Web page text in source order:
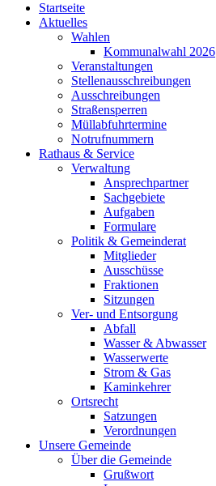
Startseite
Aktuelles
Wahlen
Kommunalwahl 2026
Veranstaltungen
Stellenausschreibungen
Ausschreibungen
Straßensperren
Müllabfuhrtermine
Notrufnummern
Rathaus & Service
Verwaltung
Ansprechpartner
Sachgebiete
Aufgaben
Formulare
Politik & Gemeinderat
Mitglieder
Ausschüsse
Fraktionen
Sitzungen
Ver- und Entsorgung
Abfall
Wasser & Abwasser
Wasserwerte
Strom & Gas
Kaminkehrer
Ortsrecht
Satzungen
Verordnungen
Unsere Gemeinde
Über die Gemeinde
Grußwort